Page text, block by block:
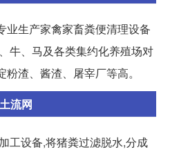
业生产家禽家畜粪便清理设备
牛、马及各类集约化养殖场对
渣、酱渣、屠宰厂等高。
流网
工设备,将猪粪过滤脱水,分成